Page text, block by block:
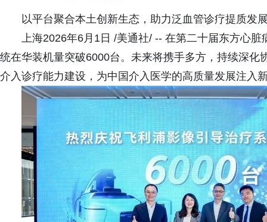
以平台聚合本土创新生态，助力泛血管诊疗提质发
上海2026年6月1日 /美通社/ -- 在第二十届东方心
统在华装机量突破6000台。未来将携手多方，持续深
介入诊疗能力建设，为中国介入医学的高质量发展注入